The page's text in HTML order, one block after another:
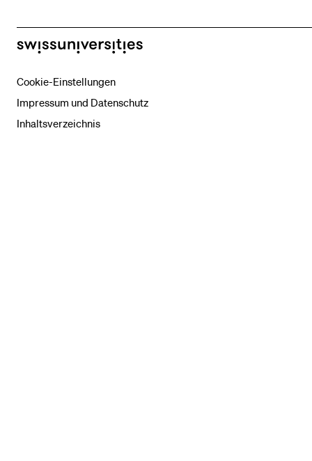
swissuniversities
Cookie-Einstellungen
Impressum und Datenschutz
Inhaltsverzeichnis